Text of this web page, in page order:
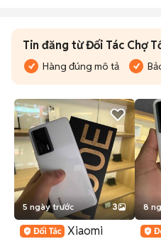
Tin đăng từ Đối Tác Chợ
Hàng đúng mô tả
5 ngày trước 3
Xiaomi
8